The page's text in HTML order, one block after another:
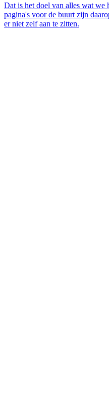
Dat is het doel van alles wat we
pagina's voor de buurt zijn
er niet zelf aan te zitten.